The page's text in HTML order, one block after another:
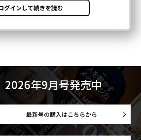
2026年9月号発売中
最新号の購入はこちらから